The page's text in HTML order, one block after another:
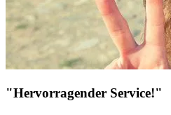
"Hervorragender Service!"